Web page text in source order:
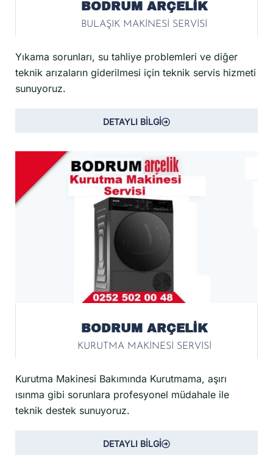
BODRUM ARÇELİK
BULAŞIK MAKİNESİ SERVİSİ
Yıkama sorunları, su tahliye problemleri ve diğer
teknik arızaların giderilmesi için teknik servis hizmeti
sunuyoruz.
DETAYLI BİLGİ
BODRUM ARÇELİK
KURUTMA MAKİNESİ SERVİSİ
Kurutma Makinesi Bakımında Kurutmama, aşırı
ısınma gibi sorunlara profesyonel müdahale ile
teknik destek sunuyoruz.
DETAYLI BİLGİ